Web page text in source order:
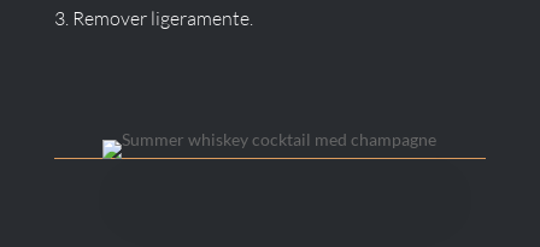
Remover ligeramente.